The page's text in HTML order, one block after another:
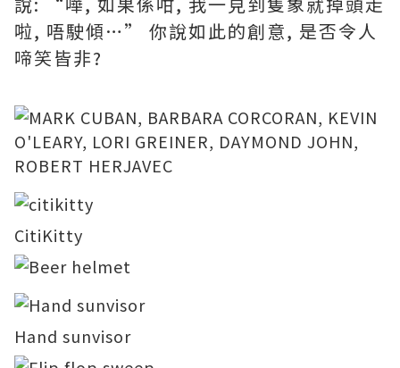
啦, 唔駛傾…” 你說如此的創意, 是否令人
啼笑皆非?
CitiKitty
Hand sunvisor